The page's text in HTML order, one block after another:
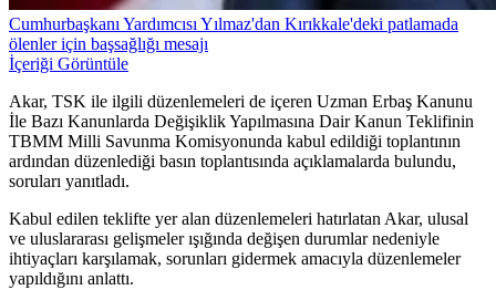
Cumhurbaşkanı Yardımcısı Yılmaz'dan Kırıkkale'deki patlamada
ölenler için başsağlığı mesajı
İçeriği Görüntüle
Akar, TSK ile ilgili düzenlemeleri de içeren Uzman Erbaş Kanunu
İle Bazı Kanunlarda Değişiklik Yapılmasına Dair Kanun Teklifinin
TBMM Milli Savunma Komisyonunda kabul edildiği toplantının
ardından düzenlediği basın toplantısında açıklamalarda bulundu,
soruları yanıtladı.
Kabul edilen teklifte yer alan düzenlemeleri hatırlatan Akar, ulusal
ve uluslararası gelişmeler ışığında değişen durumlar nedeniyle
ihtiyaçları karşılamak, sorunları gidermek amacıyla düzenlemeler
yapıldığını anlattı.